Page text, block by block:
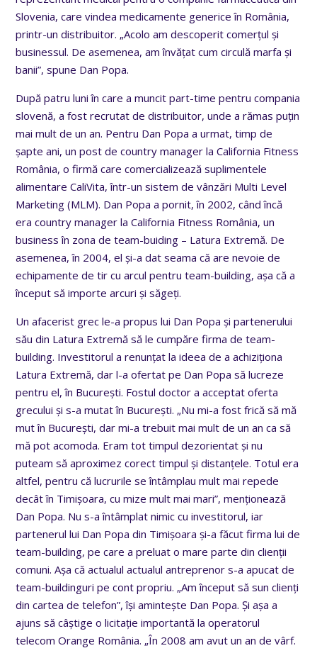
Slovenia, care vindea medicamente generice în România,
printr-un distribuitor. „Acolo am descoperit comerțul și
businessul. De asemenea, am învățat cum circulă marfa și
banii”, spune Dan Popa.
După patru luni în care a muncit part-time pentru compania
slovenă, a fost recrutat de distribuitor, unde a rămas puțin
mai mult de un an. Pentru Dan Popa a urmat, timp de
șapte ani, un post de country manager la California Fitness
România, o firmă care comercializează suplimentele
alimentare CaliVita, într-un sistem de vânzări Multi Level
Marketing (MLM). Dan Popa a pornit, în 2002, când încă
era country manager la California Fitness România, un
business în zona de team-buiding – Latura Extremă. De
asemenea, în 2004, el și-a dat seama că are nevoie de
echipamente de tir cu arcul pentru team-building, așa că a
început să importe arcuri și săgeți.
Un afacerist grec le-a propus lui Dan Popa și partenerului
său din Latura Extremă să le cumpăre firma de team-
building. Investitorul a renunțat la ideea de a achiziționa
Latura Extremă, dar l-a ofertat pe Dan Popa să lucreze
pentru el, în București. Fostul doctor a acceptat oferta
grecului și s-a mutat în București. „Nu mi-a fost frică să mă
mut în București, dar mi-a trebuit mai mult de un an ca să
mă pot acomoda. Eram tot timpul dezorientat și nu
puteam să aproximez corect timpul și distanțele. Totul era
altfel, pentru că lucrurile se întâmplau mult mai repede
decât în Timișoara, cu mize mult mai mari”, menționează
Dan Popa. Nu s-a întâmplat nimic cu investitorul, iar
partenerul lui Dan Popa din Timișoara și-a făcut firma lui de
team-building, pe care a preluat o mare parte din clienții
comuni. Așa că actualul actualul antreprenor s-a apucat de
team-buildinguri pe cont propriu. „Am început să sun clienți
din cartea de telefon”, își amintește Dan Popa. Și așa a
ajuns să câștige o licitație importantă la operatorul
telecom Orange România. „În 2008 am avut un an de vârf.